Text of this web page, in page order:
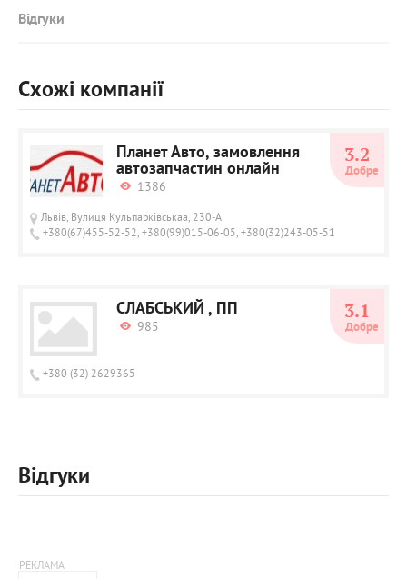
Відгуки
Схожі компанії
Планет Авто, замовлення
автозапчастин онлайн
1386
Львів, Вулиця Кульпарківськаа, 230-А
+380(67)455-52-52, +380(99)015-06-05, +380(32)243-05-51
3.2
Добре
СЛАБСЬКИЙ , ПП
985
+380 (32) 2629365
3.1
Добре
Відгуки